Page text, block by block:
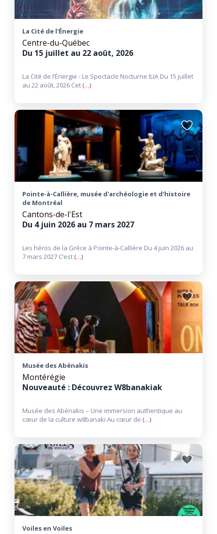
La Cité de l'Énergie
Centre-du-Québec
Du 15 juillet au 22 août, 2026
La Cité de l’Énergie - Le Spectacle Nocturne ILIA Du 15 juillet
au 22 août, 2026​ Cet(…)
Ajouter
aux
favoris
Pointe-à-Callière, musée d'archéologie et d'histoire
de Montréal
Cantons-de-l'Est
Du 4 juin 2026 au 7 mars 2027
Les héros de la Grèce à Pointe-à-Callière Du 4 juin 2026 au
7 mars 2027 C’est(…)
Ajouter
aux
Musée des Abénakis
Montérégie
Nouveauté : Découvrez W8banakiak
Musée des Abénakis – Une immersion authentique au
cœur de la culture w8banaki Au cœur de (…)
Ajouter
favoris
Voiles en Voiles